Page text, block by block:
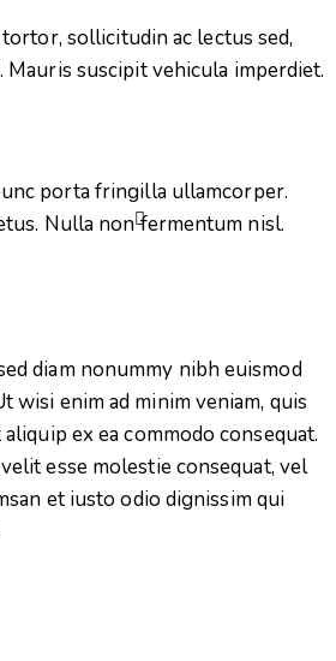
sollicitudin ac lectus sed,
suscipit vehicula imperdiet.
porta fringilla ullamcorper.
Nulla non fermentum nisl.
diam nonummy nibh euismod
enim ad minim veniam, quis
ex ea commodo consequat.
esse molestie consequat, vel
et iusto odio dignissim qui